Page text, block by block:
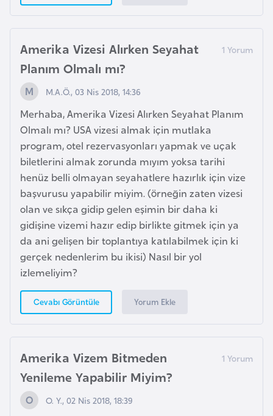
Amerika Vizesi Alırken Seyahat
Planım Olmalı mı?
M.A.Ö., 03 Nis 2018, 14:36
Merhaba, Amerika Vizesi Alırken Seyahat Planım
Olmalı mı? USA vizesi almak için mutlaka
program, otel rezervasyonları yapmak ve uçak
biletlerini almak zorunda mıyım yoksa tarihi
henüz belli olmayan seyahatlere hazırlık için vize
başvurusu yapabilir miyim. (örneğin zaten vizesi
olan ve sıkça gidip gelen eşimin bir daha ki
gidişine vizemi hazır edip birlikte gitmek için ya
da ani gelişen bir toplantıya katılabilmek için ki
gerçek nedenlerim bu ikisi) Nasıl bir yol
izlemeliyim?
Cevabı Görüntüle Yorum Ekle
Amerika Vizem Bitmeden
Yenileme Yapabilir Miyim?
O. Y., 02 Nis 2018, 18:39
k
B
u
l
g
a
r
i
s
t
a
n
B
u
r
k
n
a
F
s
o